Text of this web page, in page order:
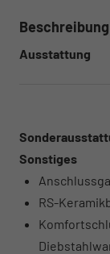
Beschreibung
Ausstattung
Sonstiges
RS-